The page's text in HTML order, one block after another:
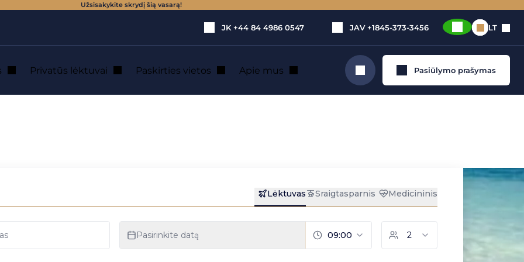
Užsisakykite skrydį šią vasarą!
JK +44 84 4986 0547 JAV +1845-373-3456 LT
Privatūs lėktuvai Paskirties vietos Apie mus Ieškoti Pasiūlymo prašymas